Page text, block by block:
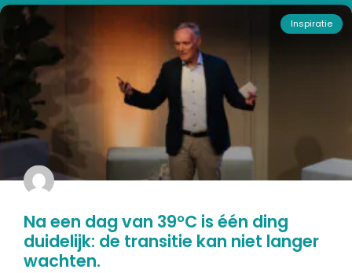
Inspiratie
Na een dag van 39°C is één ding
duidelijk: de transitie kan niet langer
wachten.